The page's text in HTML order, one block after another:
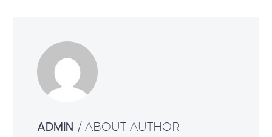
ADMIN / ABOUT AUTHOR